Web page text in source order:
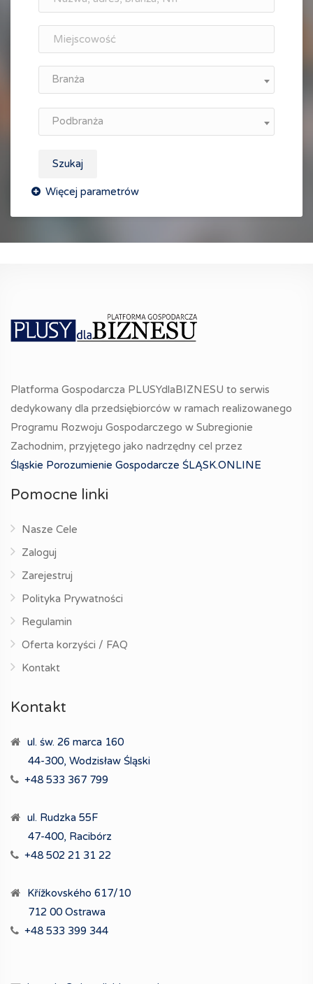
Branża
Podbranża
Szukaj
Platforma Gospodarcza PLUSYdlaBIZNESU to serwis
dedykowany dla przedsiębiorców w ramach realizowanego
Programu Rozwoju Gospodarczego w Subregionie
Zachodnim, przyjętego jako nadrzędny cel przez
Śląskie Porozumienie Gospodarcze ŚLĄSK.ONLINE
Pomocne linki
Nasze Cele
Zaloguj
Zarejestruj
Polityka Prywatności
Regulamin
Oferta korzyści / FAQ
Kontakt
Kontakt
ul. św. 26 marca 160
44-300, Wodzisław Śląski
+48 533 367 799
ul. Rudzka 55F
47-400, Racibórz
+48 502 21 31 22
Křížkovského 617/10
712 00 Ostrawa
+48 533 399 344